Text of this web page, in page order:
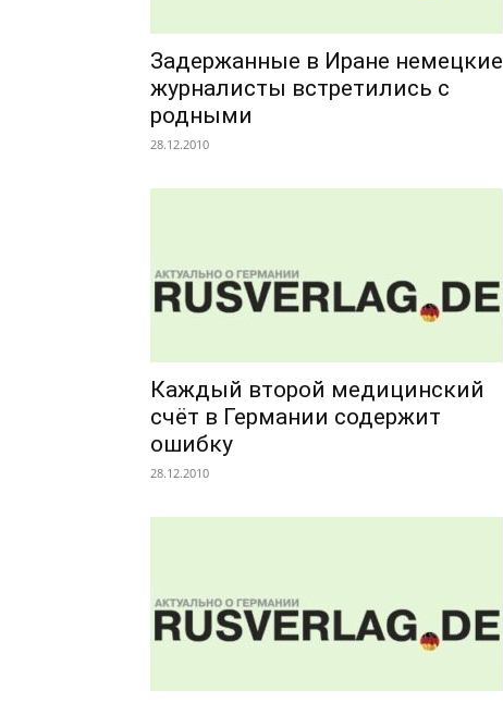
Задержанные в Иране немецкие
журналисты встретились с
родными
28.12.2010
Каждый второй медицинский
счёт в Германии содержит
ошибку
28.12.2010